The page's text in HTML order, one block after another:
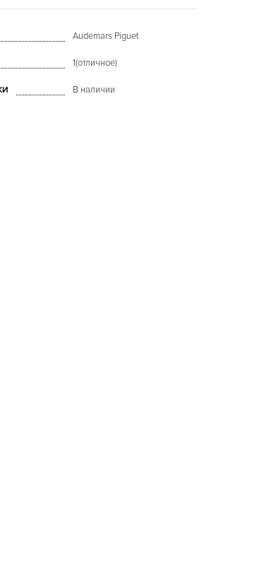
Audemars Piguet
1(отличное)
В наличии